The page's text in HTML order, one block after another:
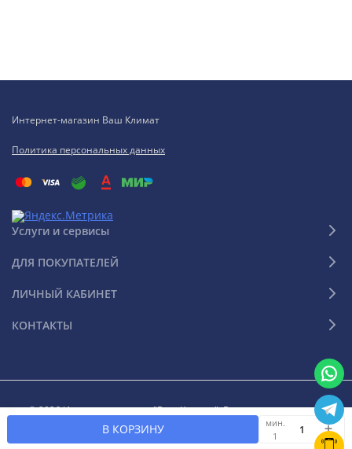
В КОРЗИНУ
мин.
1
Интернет-магазин Ваш Климат
Политика персональных данных
Услуги и сервисы
ДЛЯ ПОКУПАТЕЛЕЙ
ЛИЧНЫЙ КАБИНЕТ
КОНТАКТЫ
© 2026 Интернет-магазин "Ваш Климат". Все права защищены